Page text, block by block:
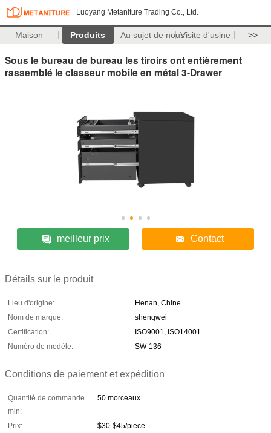
Luoyang Metaniture Trading Co., Ltd.
Maison Produits Au sujet de nousVisite d'usine >>
Sous le bureau de bureau les tiroirs ont entièrement
rassemblé le classeur mobile en métal 3-Drawer
meilleur prix Contact
Détails sur le produit
Lieu d'origine:
Henan, Chine
Nom de marque:
shengwei
Certification:
ISO9001, ISO14001
Numéro de modèle:
SW-136
Conditions de paiement et expédition
Quantité de commande
min:
50 morceaux
Prix:
$30-$45/piece